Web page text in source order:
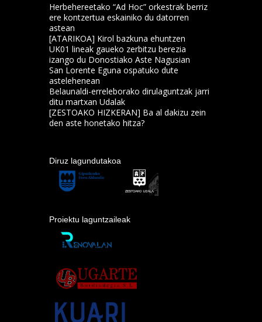
Herbehereetako “Ad Hoc” orkestrak berriz
ere kontzertua eskainiko du datorren
astean
[ATARIKOA] Kirol bazkuna ehuntzen
UK01 lineak gaueko zerbitzu berezia
izango du Donostiako Aste Nagusian
San Lorente Eguna ospatuko dute
astelehenean
Belaunaldi-erreleborako dirulaguntzak jarri
ditu martxan Udalak
[ZESTOAKO HIZKERAN] Ba al dakizu zein
den aste honetako hitza?
Diruz lagundutakoa
Proiektu laguntzaileak